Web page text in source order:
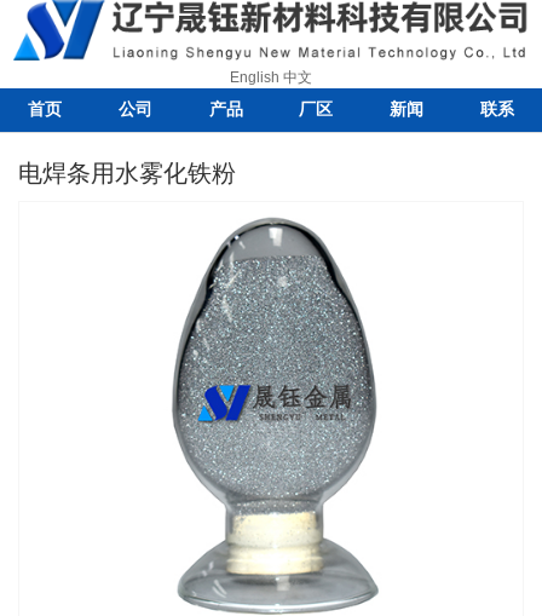
English 中文
首页 公司 产品 厂区 新闻 联系
电焊条用水雾化铁粉